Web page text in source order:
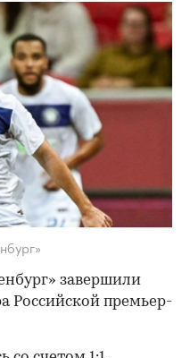
завершили
Российской премьер-